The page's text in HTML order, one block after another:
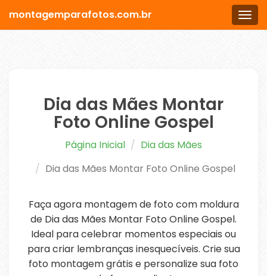
Menu
montagemparafotos.com.br
Dia das Mães Montar
Foto Online Gospel
Página Inicial
Dia das Mães
Dia das Mães Montar Foto Online Gospel
Faça agora montagem de foto com moldura
de Dia das Mães Montar Foto Online Gospel.
Ideal para celebrar momentos especiais ou
para criar lembranças inesquecíveis. Crie sua
foto montagem grátis e personalize sua foto